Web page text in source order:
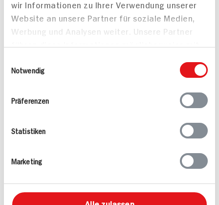
wir Informationen zu Ihrer Verwendung unserer
Website an unsere Partner für soziale Medien,
Werbung und Analysen weiter. Unsere Partner
bereitgestellt haben oder die sie im Rahmen
Notwendig
Präferenzen
Statistiken
Marketing
Rotweinjus mit Mini-
Bratapfelringen
837 kcal p. Portion
707 kcal p. Portion